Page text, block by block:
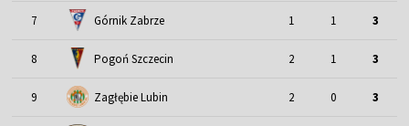
7 Górnik Zabrze 1 1 3
8 Pogoń Szczecin 2 1 3
9 Zagłębie Lubin 2 0 3